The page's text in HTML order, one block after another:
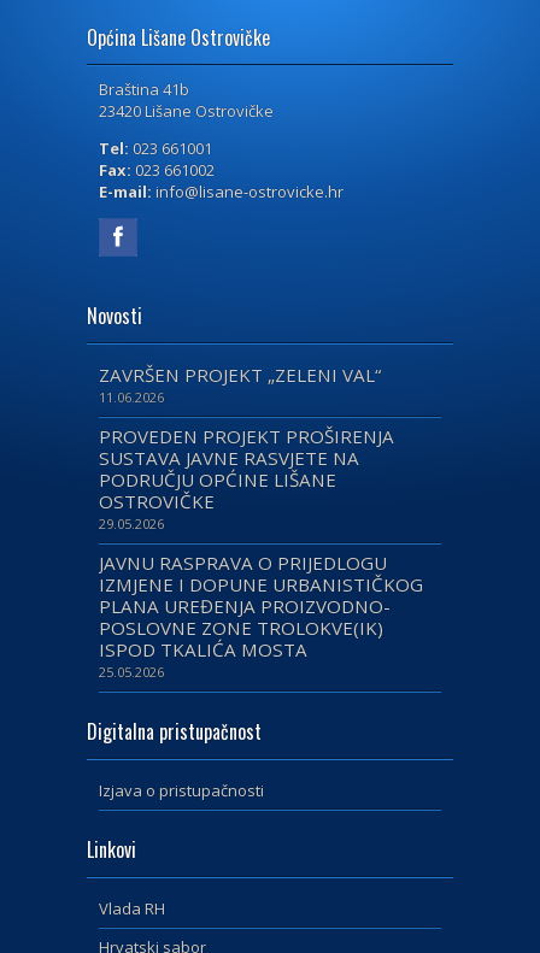
Općina Lišane Ostrovičke
Braština 41b
23420 Lišane Ostrovičke
Tel: 023 661001
Fax: 023 661002
E-mail: info@lisane-ostrovicke.hr
Novosti
ZAVRŠEN PROJEKT „ZELENI VAL“
11.06.2026
PROVEDEN PROJEKT PROŠIRENJA
SUSTAVA JAVNE RASVJETE NA
PODRUČJU OPĆINE LIŠANE
OSTROVIČKE
29.05.2026
JAVNU RASPRAVA O PRIJEDLOGU
IZMJENE I DOPUNE URBANISTIČKOG
PLANA UREĐENJA PROIZVODNO-
POSLOVNE ZONE TROLOKVE(IK)
ISPOD TKALIĆA MOSTA
25.05.2026
Digitalna pristupačnost
Izjava o pristupačnosti
Linkovi
Vlada RH
Hrvatski sabor